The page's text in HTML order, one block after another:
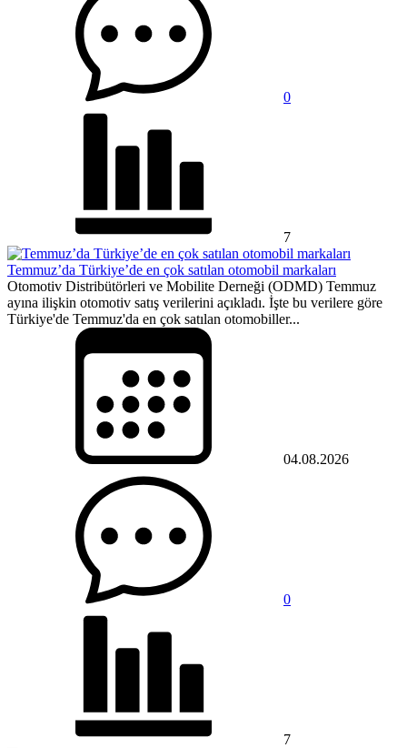
0
7
Temmuz’da Türkiye’de en çok satılan otomobil markaları
Otomotiv Distribütörleri ve Mobilite Derneği (ODMD) Temmuz
ayına ilişkin otomotiv satış verilerini açıkladı. İşte bu verilere göre
Türkiye'de Temmuz'da en çok satılan otomobiller...
04.08.2026
0
7